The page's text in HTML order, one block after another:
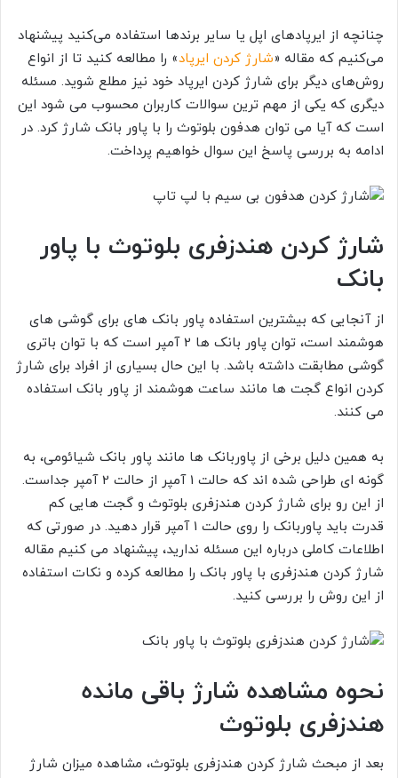
چنانچه از ایرپادهای اپل یا سایر برندها استفاده می‌کنید پیشنهاد
می‌کنیم که مقاله «شارژ کردن ایرپاد» را مطالعه کنید تا از انواع
روش‌های دیگر برای شارژ کردن ایرپاد خود نیز مطلع شوید. مسئله
دیگری که یکی از مهم ترین سوالات کاربران محسوب می شود این
است که آیا می توان هدفون بلوتوث را با پاور بانک شارژ کرد. در
ادامه به بررسی پاسخ این سوال خواهیم پرداخت.
شارژ کردن هندزفری بلوتوث با پاور
بانک
از آنجایی که بیشترین استفاده پاور بانک های برای گوشی های
هوشمند است، توان پاور بانک ها 2 آمپر است که با توان باتری
گوشی مطابقت داشته باشد. با این حال بسیاری از افراد برای شارژ
کردن انواع گجت ها مانند ساعت هوشمند از پاور بانک استفاده
می کنند.
به همین دلیل برخی از پاوربانک ها مانند پاور بانک شیائومی، به
گونه ای طراحی شده اند که حالت 1 آمپر از حالت 2 آمپر جداست.
از این رو برای شارژ کردن هندزفری بلوتوث و گجت هایی کم
قدرت باید پاوربانک را روی حالت 1 آمپر قرار دهید. در صورتی که
اطلاعات کاملی درباره این مسئله ندارید، پیشنهاد می کنیم مقاله
شارژ کردن هندزفری با پاور بانک را مطالعه کرده و نکات استفاده
از این روش را بررسی کنید.
نحوه مشاهده شارژ باقی مانده
هندزفری بلوتوث
بعد از مبحث شارژ کردن هندزفری بلوتوث، مشاهده میزان شارژ